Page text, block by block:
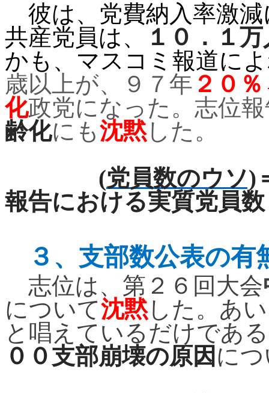
彼は、党費納入率激減
共産党員は、
１０．１
かも、マスコミ報道に
歳以上が、９７年 ２０
化政党になった。志位
齢化にも沈黙した。
(党員数のウソ)
報告における実質党員
３、 支部数公表の有
志位は、第２６回大会
について沈黙した。あ
と唱えているだけであ
００支部崩壊の原因 に